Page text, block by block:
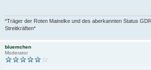
*Träger der Roten Mainelke und des aberkannten Status
Streitkräften*
bluemchen
Moderator